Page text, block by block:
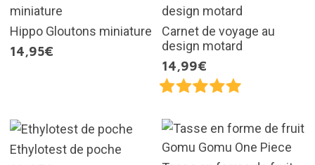
Hippo Gloutons miniature
14,95€
Carnet de voyage au
design motard
14,99€
Ethylotest de poche